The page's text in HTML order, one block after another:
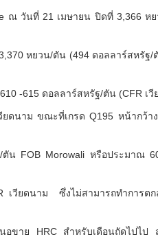
ณ วันที่ 21 เมษายน ปิดที่ 3,366
หยวน/ตัน (494 ดอลลาร์สหรัฐ
-615 ดอลลาร์สหรัฐ/ตัน (CFR เวี
ดนาม ขณะที่เกรด Q195 หน้ากว้า
น FOB Morowali หรือประมาณ
วียดนาม ซึ่งไม่สามารถทำการตก
นอขาย HRC สำหรับเดือนถัดไปไ